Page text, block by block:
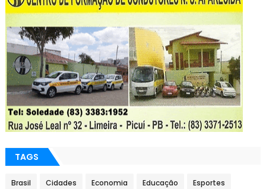
TAGS
Brasil Cidades Economia Educação Esportes